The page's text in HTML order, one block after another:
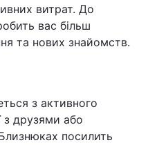
витрат. До
вас більш
та нових знайомств.
з активного
з друзями або
посилить